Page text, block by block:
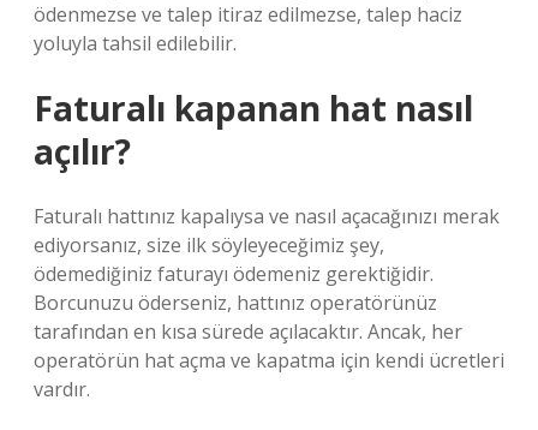
ödenmezse ve talep itiraz edilmezse, talep haciz
yoluyla tahsil edilebilir.
Faturalı kapanan hat nasıl
açılır?
Faturalı hattınız kapalıysa ve nasıl açacağınızı merak
ediyorsanız, size ilk söyleyeceğimiz şey,
ödemediğiniz faturayı ödemeniz gerektiğidir.
Borcunuzu öderseniz, hattınız operatörünüz
tarafından en kısa sürede açılacaktır. Ancak, her
operatörün hat açma ve kapatma için kendi ücretleri
vardır.